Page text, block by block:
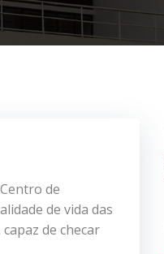
de
de vida das
de checar